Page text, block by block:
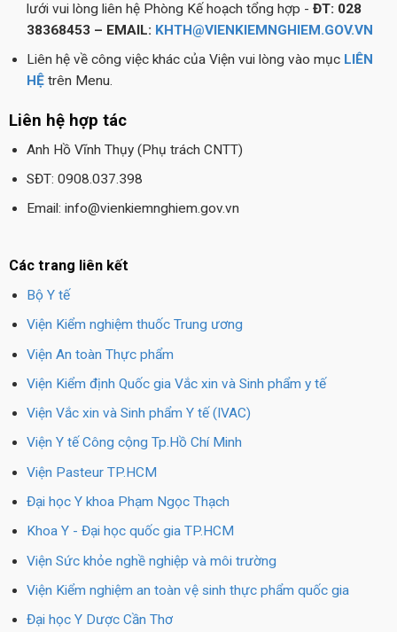
lưới vui lòng liên hệ Phòng Kế hoạch tổng hợp - ĐT: 028
38368453 – EMAIL: KHTH@VIENKIEMNGHIEM.GOV.VN
Liên hệ về công việc khác của Viện vui lòng vào mục LIÊN
HỆtrên Menu.
Liên hệ hợp tác
Anh Hồ Vĩnh Thụy (Phụ trách CNTT)
SĐT: 0908.037.398
Email: info@vienkiemnghiem.gov.vn
Các trang liên kết
Bộ Y tế
Viện Kiểm nghiệm thuốc Trung ương
Viện An toàn Thực phẩm
Viện Kiểm định Quốc gia Vắc xin và Sinh phẩm y tế
Viện Vắc xin và Sinh phẩm Y tế (IVAC)
Viện Y tế Công cộng Tp.Hồ Chí Minh
Viện Pasteur TP.HCM
Đại học Y khoa Phạm Ngọc Thạch
Khoa Y - Đại học quốc gia TP.HCM
Viện Sức khỏe nghề nghiệp và môi trường
Viện Kiểm nghiệm an toàn vệ sinh thực phẩm quốc gia
Đại học Y Dược Cần Thơ